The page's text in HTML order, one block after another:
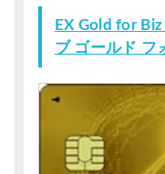
EX Gold for
ブ ゴールド フ